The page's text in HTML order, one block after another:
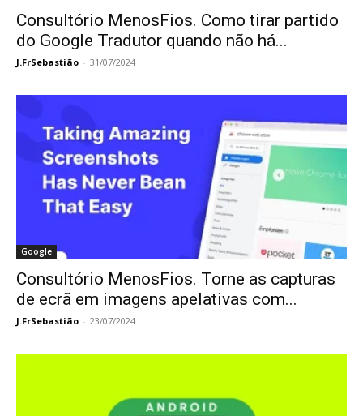
Consultório MenosFios. Como tirar partido
do Google Tradutor quando não há...
J.FrSebastião - 31/07/2024
Google
Consultório MenosFios. Torne as capturas
de ecrã em imagens apelativas com...
J.FrSebastião - 23/07/2024